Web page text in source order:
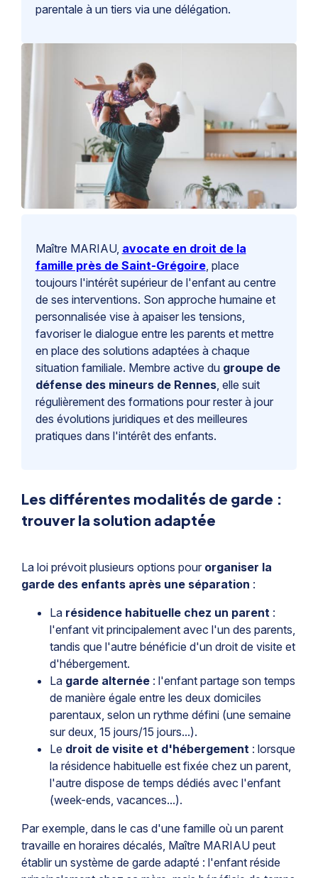
parentale à un tiers via une délégation.
Maître MARIAU, avocate en droit de la
famille près de Saint-Grégoire, place
toujours l'intérêt supérieur de l'enfant au centre
de ses interventions. Son approche humaine et
personnalisée vise à apaiser les tensions,
favoriser le dialogue entre les parents et mettre
en place des solutions adaptées à chaque
situation familiale. Membre active du groupe de
défense des mineurs de Rennes, elle suit
régulièrement des formations pour rester à jour
des évolutions juridiques et des meilleures
pratiques dans l'intérêt des enfants.
Les différentes modalités de garde :
trouver la solution adaptée
La loi prévoit plusieurs options pour organiser la
garde des enfants après une séparation :
La résidence habituelle chez un parent:
l'enfant vit principalement avec l'un des parents,
tandis que l'autre bénéficie d'un droit de visite et
d'hébergement.
La garde alternée: l'enfant partage son temps
de manière égale entre les deux domiciles
parentaux, selon un rythme défini (une semaine
sur deux, 15 jours/15 jours...).
Le droit de visite et d'hébergement: lorsque
la résidence habituelle est fixée chez un parent,
l'autre dispose de temps dédiés avec l'enfant
(week-ends, vacances...).
Par exemple, dans le cas d'une famille où un parent
travaille en horaires décalés, Maître MARIAU peut
établir un système de garde adapté : l'enfant réside